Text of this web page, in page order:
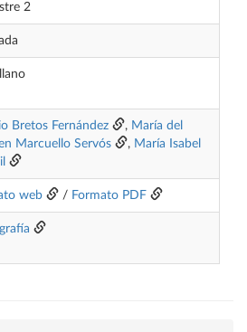
2
Bretos Fernández , María del
Marcuello Servós
, María Isabel
web / Formato PDF